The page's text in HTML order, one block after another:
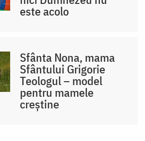
este acolo
Sfânta Nona, mama
Sfântului Grigorie
Teologul – model
pentru mamele
creștine